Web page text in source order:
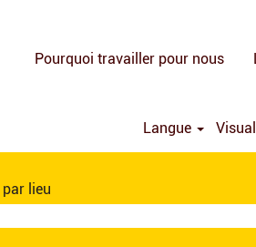
Pourquoi travailler pour nous
Langue
par lieu